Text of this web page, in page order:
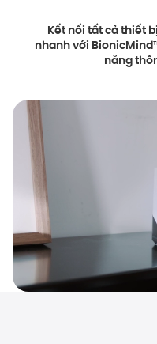
Kết nối tất cả thiết
nhanh với
năng